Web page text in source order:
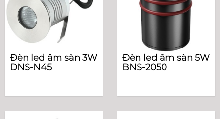
Đèn led âm sàn 3W
DNS-N45
Đèn led âm sàn 5W
BNS-2050